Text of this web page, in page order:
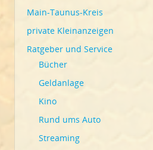
Main-Taunus-Kreis
private Kleinanzeigen
Ratgeber und Service
Bücher
Geldanlage
Kino
Rund ums Auto
Streaming